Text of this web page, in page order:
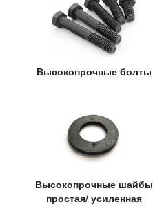
Высокопрочные болты
Высокопрочные шайбы
простая/ усиленная